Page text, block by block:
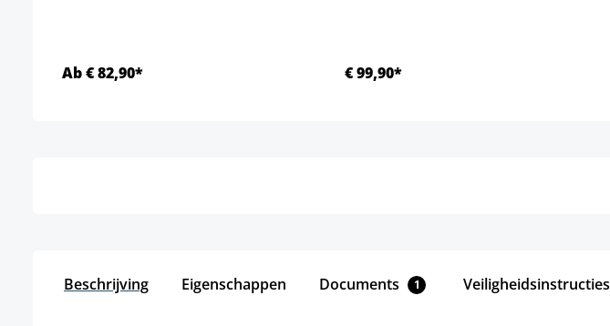
Ab € 82,90* € 99,90*
Beschrijving Eigenschappen Documents 1 Veiligheidsinstructies